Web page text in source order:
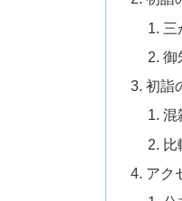
三
御
初詣
混
比
アク